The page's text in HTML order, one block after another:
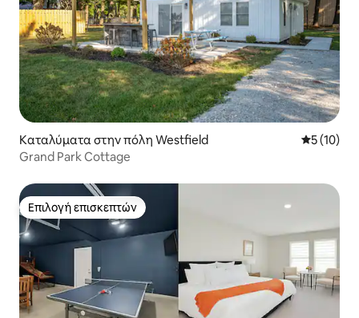
Καταλύματα στην πόλη Westfield Μέση
5 (10)
Grand Park Cottage
Επιλογή επισκεπτών
Επιλογή επισκεπτών